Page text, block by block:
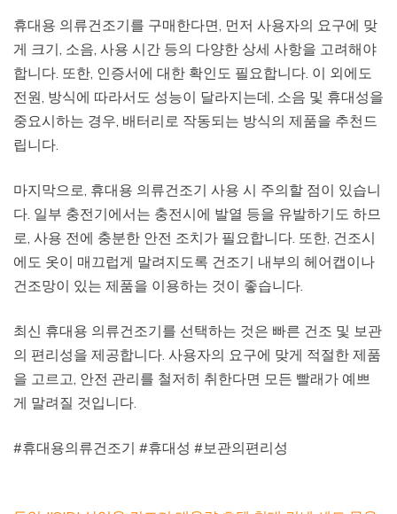
휴대용 의류건조기를 구매한다면, 먼저 사용자의 요구에 맞
게 크기, 소음, 사용 시간 등의 다양한 상세 사항을 고려해야
합니다. 또한, 인증서에 대한 확인도 필요합니다. 이 외에도
전원, 방식에 따라서도 성능이 달라지는데, 소음 및 휴대성을
중요시하는 경우, 배터리로 작동되는 방식의 제품을 추천드
립니다.
마지막으로, 휴대용 의류건조기 사용 시 주의할 점이 있습니
다. 일부 충전기에서는 충전시에 발열 등을 유발하기도 하므
로, 사용 전에 충분한 안전 조치가 필요합니다. 또한, 건조시
에도 옷이 매끄럽게 말려지도록 건조기 내부의 헤어캡이나
건조망이 있는 제품을 이용하는 것이 좋습니다.
최신 휴대용 의류건조기를 선택하는 것은 빠른 건조 및 보관
의 편리성을 제공합니다. 사용자의 요구에 맞게 적절한 제품
을 고르고, 안전 관리를 철저히 취한다면 모든 빨래가 예쁘
게 말려질 것입니다.
#휴대용의류건조기 #휴대성 #보관의편리성